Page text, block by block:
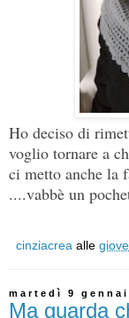
Ho deciso di
voglio tornare a
ci metto anche la
....vabbè un
cinziacrea alle
martedì 9
Ma guarda